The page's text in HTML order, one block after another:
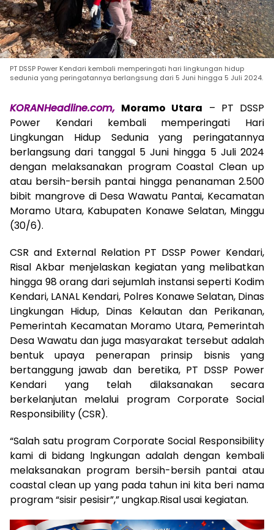
PT DSSP Power Kendari kembali memperingati hari lingkungan hidup
sedunia yang peringatannya berlangsung dari 5 Juni hingga 5 Juli 2024.
KORANHeadline.com, Moramo Utara – PT DSSP
Power Kendari kembali memperingati Hari
Lingkungan Hidup Sedunia yang peringatannya
berlangsung dari tanggal 5 Juni hingga 5 Juli 2024
dengan melaksanakan program Coastal Clean up
atau bersih-bersih pantai hingga penanaman 2.500
bibit mangrove di Desa Wawatu Pantai, Kecamatan
Moramo Utara, Kabupaten Konawe Selatan, Minggu
(30/6).
CSR and External Relation PT DSSP Power Kendari,
Risal Akbar menjelaskan kegiatan yang melibatkan
hingga 98 orang dari sejumlah instansi seperti Kodim
Kendari, LANAL Kendari, Polres Konawe Selatan, Dinas
Lingkungan Hidup, Dinas Kelautan dan Perikanan,
Pemerintah Kecamatan Moramo Utara, Pemerintah
Desa Wawatu dan juga masyarakat tersebut adalah
bentuk upaya penerapan prinsip bisnis yang
bertanggung jawab dan beretika, PT DSSP Power
Kendari yang telah dilaksanakan secara
berkelanjutan melalui program Corporate Social
Responsibility (CSR).
“Salah satu program Corporate Social Responsibility
kami di bidang lngkungan adalah dengan kembali
melaksanakan program bersih-bersih pantai atau
coastal clean up yang pada tahun ini kita beri nama
program “sisir pesisir”,” ungkap.Risal usai kegiatan.